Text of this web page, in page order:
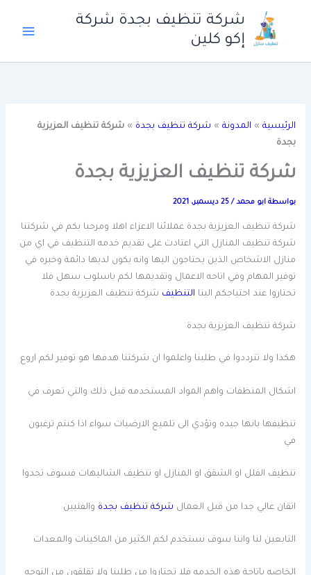
المحتوى
شركة تنظيف بجدة شركة
إكو كلين
الرئيسية » المدونة » شركة تنظيف بجدة »شركة تنظيف العزيزية
بجدة
شركة تنظيف العزيزية بجدة
بواسطة ابو محمد/25 ديسمبر، 2021
شركة تنظيف العزيزية بجدة عملائنا الاعزاء اهلا ومرحبا بكم في شركتنا
شركة تنظيف المنازل التي اعتادت على تقديم خدمه التنظيف في اي من
منازل الاشخاص الذين يحتاجون اليها وانه يكون لديها دائمة وخبره في
توفير المهام وفي اتاحه الاعمال وتقديمها لكم باسلوب سهل فلا
تحتاروا عند احتياجكم الينا التنظيف شركة تنظيف العزيزية بجدة
شركة تنظيف العزيزية بجدة
هكذا ولا تترددوا في طلبنا واعلموا ان شركتنا هدفها هو توفير لكم اروع
اشكال المنظفات واهم المواد المستخدمه قبل ذلك والتي تعرف في
تنظيفها بانها جيده وتؤدي الى تلميع الارضيات سواء اذا كنتم ترغبون
في
تنظيف الفلل او الشقق او المنازل او تنظيف الشاليهات فسوف تجدوا
اتقان عالي جدا من قبل العمال شركة تنظيف بجدة والفنيين
التابعين لنا واننا سوف نستخدم لكم الكثير من الماكينات والمعدات